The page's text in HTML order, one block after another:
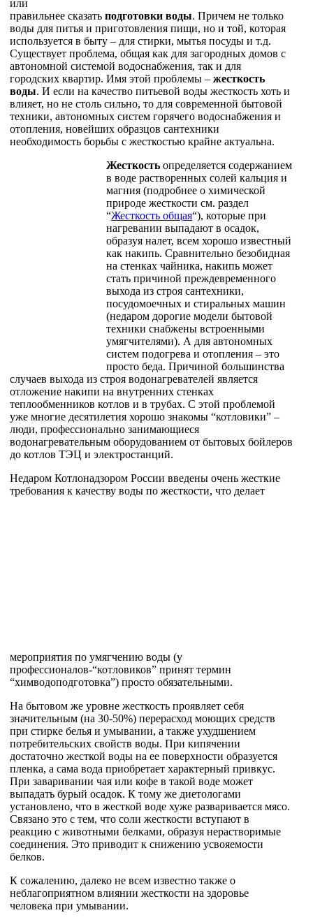
или
правильнее сказать подготовки воды. Причем не только
воды для питья и приготовления пищи, но и той, которая
используется в быту – для стирки, мытья посуды и т.д.
Существует проблема, общая как для загородных домов с
автономной системой водоснабжения, так и для
городских квартир. Имя этой проблемы – жесткость
воды. И если на качество питьевой воды жесткость хоть и
влияет, но не столь сильно, то для современной бытовой
техники, автономных систем горячего водоснабжения и
отопления, новейших образцов сантехники
необходимость борьбы с жесткостью крайне актуальна.
Жесткость определяется содержанием
в воде растворенных солей кальция и
магния (подробнее о химической
природе жесткости см. раздел
“Жесткость общая“), которые при
нагревании выпадают в осадок,
образуя налет, всем хорошо известный
как накипь. Сравнительно безобидная
на стенках чайника, накипь может
стать причиной преждевременного
выхода из строя сантехники,
посудомоечных и стиральных машин
(недаром дорогие модели бытовой
техники снабжены встроенными
умягчителями). А для автономных
систем подогрева и отопления – это
просто беда. Причиной большинства
случаев выхода из строя водонагревателей является
отложение накипи на внутренних стенках
теплообменников котлов и в трубах. С этой проблемой
уже многие десятилетия хорошо знакомы “котловики” –
люди, профессионально занимающиеся
водонагревательным оборудованием от бытовых бойлеров
до котлов ТЭЦ и электростанций.
Недаром Котлонадзором России введены очень жесткие
требования к качеству воды по жесткости, что делает
мероприятия по умягчению воды (у
профессионалов-“котловиков” принят термин
“химводоподготовка”) просто обязательными.
На бытовом же уровне жесткость проявляет себя
значительным (на 30-50%) перерасход моющих средств
при стирке белья и умывании, а также ухудшением
потребительских свойств воды. При кипячении
достаточно жесткой воды на ее поверхности образуется
пленка, а сама вода приобретает характерный привкус.
При заваривании чая или кофе в такой воде может
выпадать бурый осадок. К тому же диетологами
установлено, что в жесткой воде хуже разваривается мясо.
Связано это с тем, что соли жесткости вступают в
реакцию с животными белками, образуя нерастворимые
соединения. Это приводит к снижению усвояемости
белков.
К сожалению, далеко не всем известно также о
неблагоприятном влиянии жесткости на здоровье
человека при умывании.